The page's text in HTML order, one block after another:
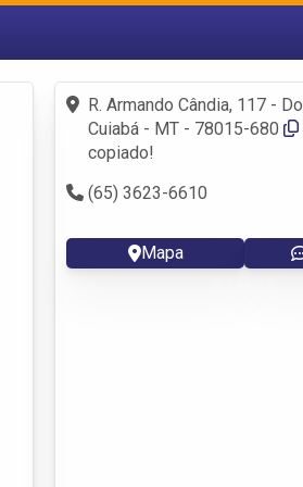
Fazer login
Criar conta
R. Armando Cândia, 117 -
Cuiabá - MT - 78015-680
copiado!
(65) 3623-6610
Mapa